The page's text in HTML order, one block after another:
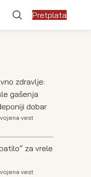
Pretplata
zdravlje:
gašenja
dobar
vest
za vrele
vest